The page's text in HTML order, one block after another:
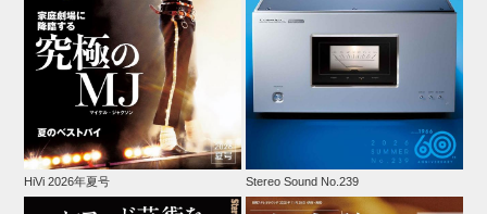
HiVi 2026年夏号 Stereo Sound No.239